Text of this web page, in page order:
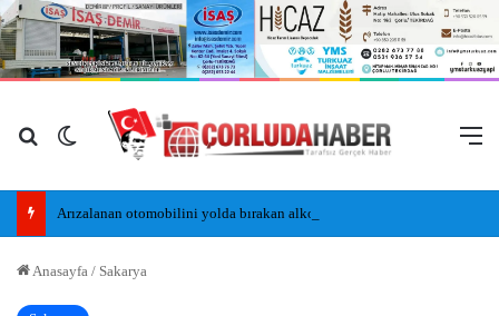
Arama yap ...
Dış görünümü değiştir
Anasayfa / Sakarya